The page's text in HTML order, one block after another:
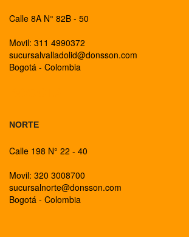
Calle 8A N° 82B - 50
Movil: 311 4990372
sucursalvalladolid@donsson.com
Bogotá - Colombia
NORTE
Calle 198 N° 22 - 40
Movil: 320 3008700
sucursalnorte@donsson.com
Bogotá - Colombia